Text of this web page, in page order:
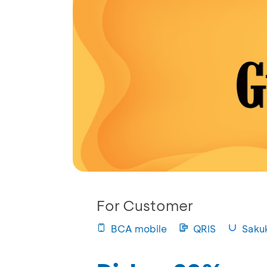
For Customer
BCA mobile QRIS